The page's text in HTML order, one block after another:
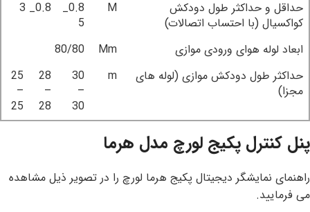
حداقل و حداکثر طول دودکش
کواکسیال (با احتساب اتصالات)
M
0.8_
5
0.8_ 3
ابعاد لوله هوای ورودی موازی Mm
80/80
حداکثر طول دودکش موازی (لوله های
مجزا)
m
30
–
30
28
–
28
25
–
25
پنل کنترل پکیج لورچ مدل هرما
راهنمای نمایشگر دیجیتال پکیج هرما لورچ را در تصویر ذیل مشاهده
می فرمایید.